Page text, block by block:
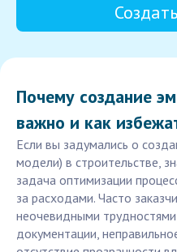
Почему создание
важно и как
Если вы задумались о
модели) в строительстве,
задача оптимизации
за расходами. Часто
неочевидными
документации,